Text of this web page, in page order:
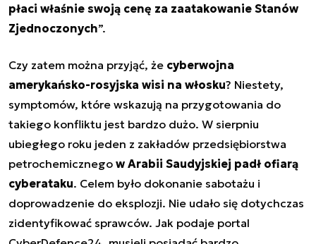
płaci właśnie swoją cenę za zaatakowanie Stanów
Zjednoczonych”.
Czy zatem można przyjąć, że cyberwojna
amerykańsko-rosyjska wisi na włosku? Niestety,
symptomów, które wskazują na przygotowania do
takiego konfliktu jest bardzo dużo. W sierpniu
ubiegłego roku jeden z zakładów przedsiębiorstwa
petrochemicznego w Arabii Saudyjskiej padł ofiarą
cyberataku. Celem było dokonanie sabotażu i
doprowadzenie do eksplozji. Nie udało się dotychczas
zidentyfikować sprawców. Jak podaje portal